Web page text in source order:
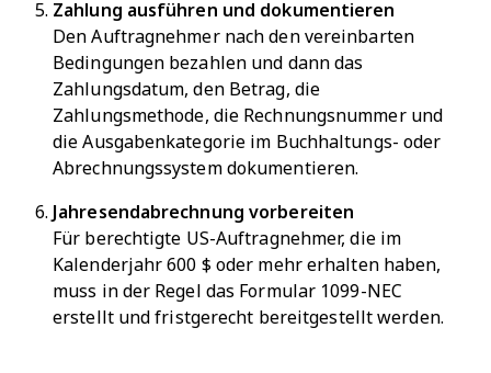
Zahlung ausführen und dokumentieren
Den Auftragnehmer nach den vereinbarten
Bedingungen bezahlen und dann das
Zahlungsdatum, den Betrag, die
Zahlungsmethode, die Rechnungsnummer und
die Ausgabenkategorie im Buchhaltungs- oder
Abrechnungssystem dokumentieren.
Jahresendabrechnung vorbereiten
Für berechtigte US-Auftragnehmer, die im
Kalenderjahr 600 $ oder mehr erhalten haben,
muss in der Regel das Formular 1099-NEC
erstellt und fristgerecht bereitgestellt werden.